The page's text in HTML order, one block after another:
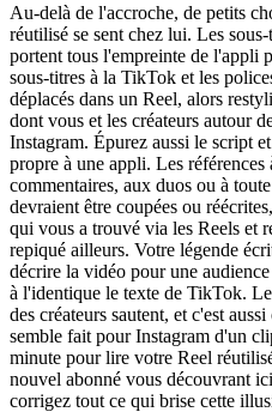
Au-delà de l'accroche, de petits
réutilisé se sent chez lui. Les
portent tous l'empreinte de l'appli
sous-titres à la TikTok et les
déplacés dans un Reel, alors
dont vous et les créateurs autour
Instagram. Épurez aussi le script
propre à une appli. Les
commentaires, aux duos ou à
devraient être coupées ou
qui vous a trouvé via les Reels et
repiqué ailleurs. Votre légende
décrire la vidéo pour une
à l'identique le texte de TikTok.
des créateurs sautent, et c'est
semble fait pour Instagram d'un
minute pour lire votre Reel
nouvel abonné vous découvrant
corrigez tout ce qui brise cette